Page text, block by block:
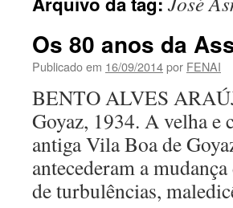
Os 80 anos da
Publicado em 16/09/2014por FENAI
BENTO ALVES
Goyaz, 1934. A velha e
antiga Vila Boa de
antecederam a
de turbulências,